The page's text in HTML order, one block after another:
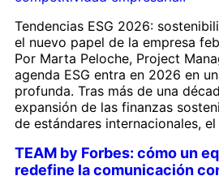
Tendencias ESG 2026:
el nuevo papel de la empresa
Por Marta Peloche, Project
agenda ESG entra en 2026 en
profunda. Tras más de una
expansión de las finanzas
de estándares internacionales,
TEAM by Forbes: cómo un
redefine la comunicación